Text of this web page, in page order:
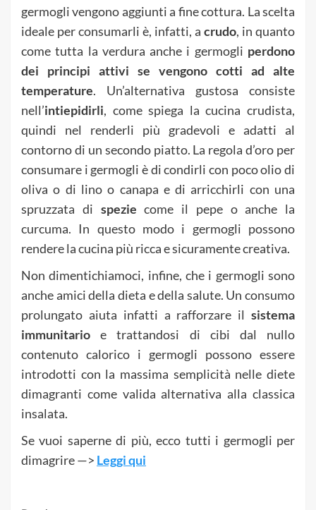
germogli vengono aggiunti a fine cottura. La scelta
ideale per consumarli è, infatti, a crudo, in quanto
come tutta la verdura anche i germogli perdono
dei principi attivi se vengono cotti ad alte
temperature. Un’alternativa gustosa consiste
nell’intiepidirli, come spiega la cucina crudista,
quindi nel renderli più gradevoli e adatti al
contorno di un secondo piatto. La regola d’oro per
consumare i germogli è di condirli con poco olio di
oliva o di lino o canapa e di arricchirli con una
spruzzata di spezie come il pepe o anche la
curcuma. In questo modo i germogli possono
rendere la cucina più ricca e sicuramente creativa.
Non dimentichiamoci, infine, che i germogli sono
anche amici della dieta e della salute. Un consumo
prolungato aiuta infatti a rafforzare il sistema
immunitario e trattandosi di cibi dal nullo
contenuto calorico i germogli possono essere
introdotti con la massima semplicità nelle diete
dimagranti come valida alternativa alla classica
insalata.
Se vuoi saperne di più, ecco tutti i germogli per
dimagrire —> Leggi qui